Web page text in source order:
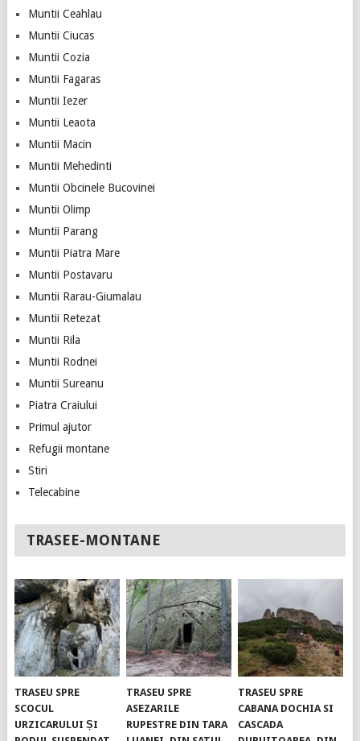
Muntii Ceahlau
Muntii Ciucas
Muntii Cozia
Muntii Fagaras
Muntii Iezer
Muntii Leaota
Muntii Macin
Muntii Mehedinti
Muntii Obcinele Bucovinei
Muntii Olimp
Muntii Parang
Muntii Piatra Mare
Muntii Postavaru
Muntii Rarau-Giumalau
Muntii Retezat
Muntii Rila
Muntii Rodnei
Muntii Sureanu
Piatra Craiului
Primul ajutor
Refugii montane
Stiri
Telecabine
TRASEE-MONTANE
TRASEU SPRE
SCOCUL
URZICARULUI ȘI
TRASEU SPRE
ASEZARILE
RUPESTRE DIN TARA
TRASEU SPRE
CABANA DOCHIA SI
CASCADA